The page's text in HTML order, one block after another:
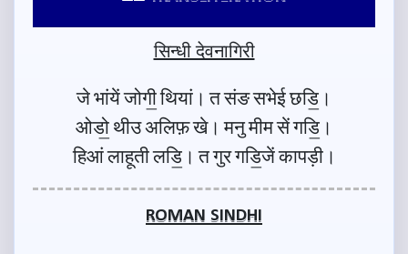
सिन्धी देवनागिरी
जे भांयें जोगी॒ थियां। त संङ सभेई छडि॒।
ओडो॒ थीउ अलिफ़ खे। मनु मीम सें गडि॒।
हिआं लाहूती लडि॒। त गुर गडि॒जें कापड़ी।
ROMAN SINDHI